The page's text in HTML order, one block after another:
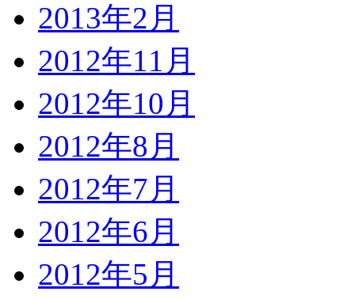
2013年2月
2012年11月
2012年10月
2012年8月
2012年7月
2012年6月
2012年5月